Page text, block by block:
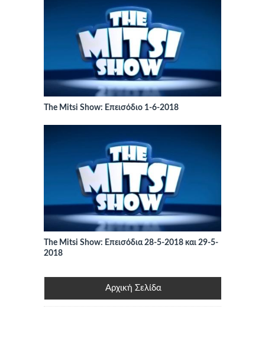
The Mitsi Show: Επεισόδιο 1-6-2018
The Mitsi Show: Επεισόδια 28-5-2018 και 29-5-
2018
Αρχική Σελίδα